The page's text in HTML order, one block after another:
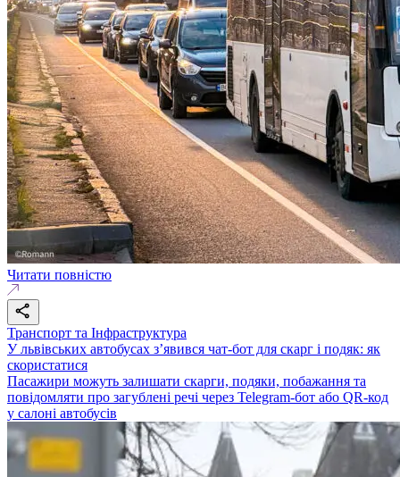
Читати повністю
Транспорт та Інфраструктура
У львівських автобусах з’явився чат-бот для скарг і подяк: як
скористатися
Пасажири можуть залишати скарги, подяки, побажання та
повідомляти про загублені речі через Telegram-бот або QR-код
у салоні автобусів